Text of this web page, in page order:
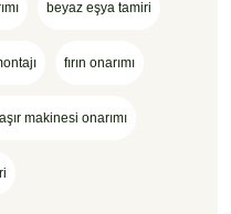
beyaz eşya tamiri
fırın onarımı
makinesi onarımı